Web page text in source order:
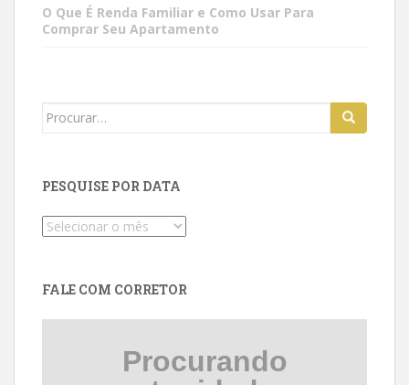
O Que É Renda Familiar e Como Usar Para
Comprar Seu Apartamento
Search
PESQUISE POR DATA
Pesquise
FALE COM CORRETOR
Procurando